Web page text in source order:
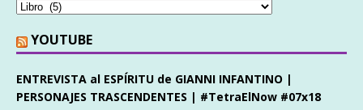
YOUTUBE
ENTREVISTA al ESPÍRITU de GIANNI INFANTINO |
PERSONAJES TRASCENDENTES | #TetraElNow #07x18